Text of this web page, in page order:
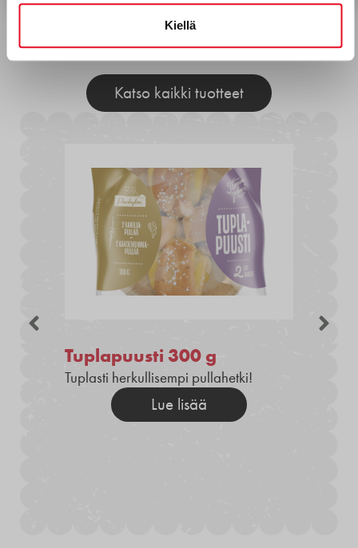
Kiellä
Muita tuotteita
Katso kaikki tuotteet
Tuplapuusti 300 g
Tuplasti herkullisempi pullahetki!
Lue lisää